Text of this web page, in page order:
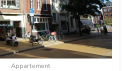
Appartement